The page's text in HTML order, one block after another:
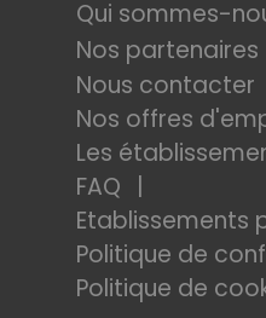
Qui sommes-
Nos partenaires
Nous contacter
Nos offres
Les
FAQ
Etablissements
Politique de
Politique de